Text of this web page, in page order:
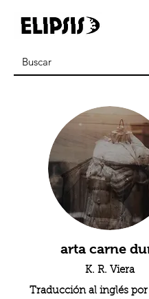
arta carne
K. R. Viera
Traducción al inglés por